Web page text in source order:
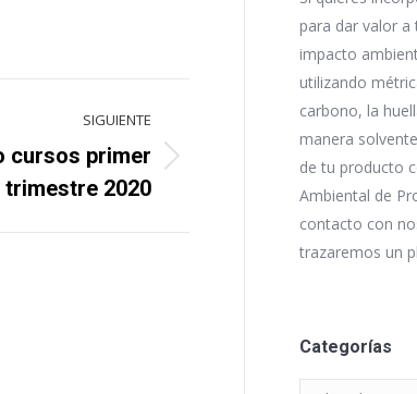
SIGUIENTE
cursos primer
trimestre 2020
para dar valor
impacto
utilizando
carbono, la
manera
de tu producto
Ambiental de
contacto con
trazaremos un
Categorías